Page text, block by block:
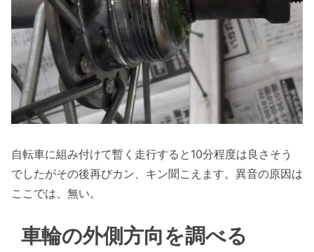
自転車に組み付けて暫く走行すると10分程度は良さそう
でしたがその後再びカン、キン聞こえます。異音の原因は
ここでは、無い。
車輪の外側方向を調べる